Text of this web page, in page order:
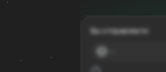
Вы отправляете: